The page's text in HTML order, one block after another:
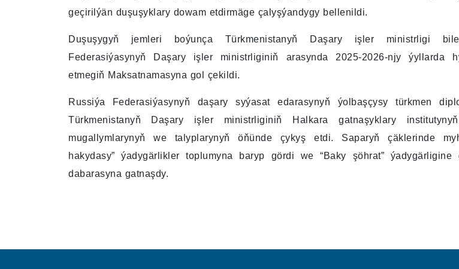
geçirilýän duşuşyklary dowam etdirmäge çalyşýandygy bellenildi.
Duşuşygyň jemleri boýunça Türkmenistanyň Daşary işler ministrligi
Federasiýasynyň Daşary işler ministrliginiň arasynda 2025-2026-njy ýyllarda
etmegiň Maksatnamasyna gol çekildi.
Russiýa Federasiýasynyň daşary syýasat edarasynyň ýolbaşçysy türkmen
Türkmenistanyň Daşary işler ministrliginiň Halkara gatnaşyklary
mugallymlarynyň we talyplarynyň öňünde çykyş etdi. Saparyň çäklerinde
hakydasy” ýadygärlikler toplumyna baryp gördi we “Baky şöhrat” ýadygärligine
dabarasyna gatnaşdy.